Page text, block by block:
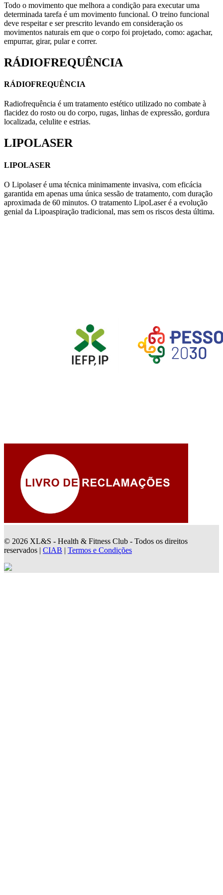
Todo o movimento que melhora a condição para executar uma
determinada tarefa é um movimento funcional. O treino funcional
deve respeitar e ser prescrito levando em consideração os
movimentos naturais em que o corpo foi projetado, como: agachar,
empurrar, girar, pular e correr.
RÁDIOFREQUÊNCIA
RÁDIOFREQUÊNCIA
Radiofrequência é um tratamento estético utilizado no combate à
flacidez do rosto ou do corpo, rugas, linhas de expressão, gordura
localizada, celulite e estrias.
LIPOLASER
LIPOLASER
O Lipolaser é uma técnica minimamente invasiva, com eficácia
garantida em apenas uma única sessão de tratamento, com duração
aproximada de 60 minutos. O tratamento LipoLaser é a evolução
genial da Lipoaspiração tradicional, mas sem os riscos desta última.
© 2026 XL&S - Health & Fitness Club - Todos os direitos
reservados | CIAB | Termos e Condições